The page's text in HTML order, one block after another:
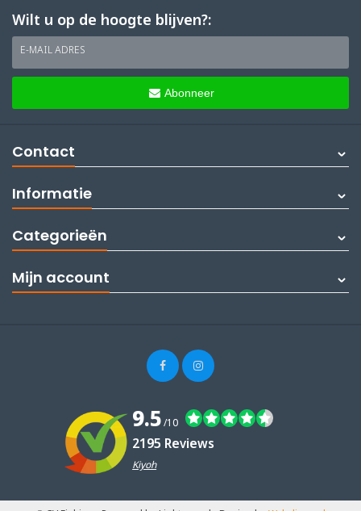
Wilt u op de hoogte blijven?:
E-MAIL ADRES
Abonneer
Contact
Informatie
Categorieën
Mijn account
9.5/10
2195 Reviews
Kiyoh